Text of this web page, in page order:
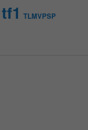
tf1 TLMVPSP